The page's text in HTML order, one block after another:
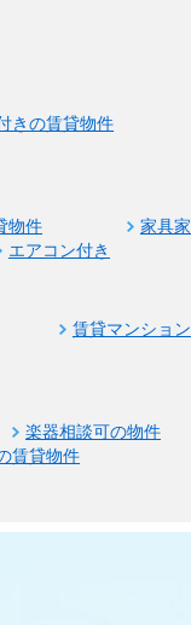
きの賃貸物件
物件
家具
エアコン付き
賃貸マンション
楽器相談可の物件
賃貸物件